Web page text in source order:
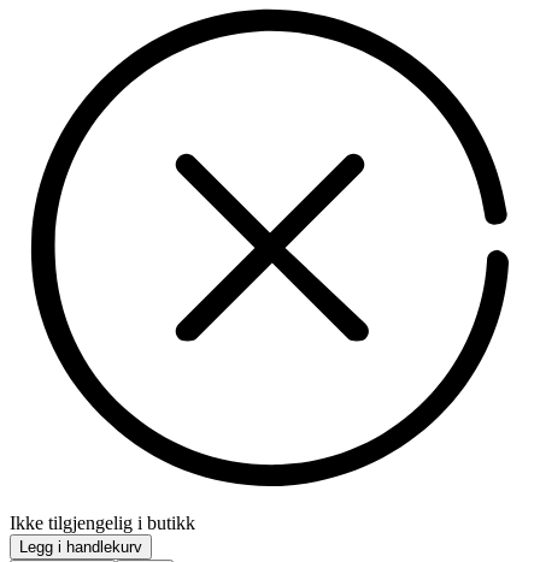
Ikke tilgjengelig i butikk
Legg i handlekurv